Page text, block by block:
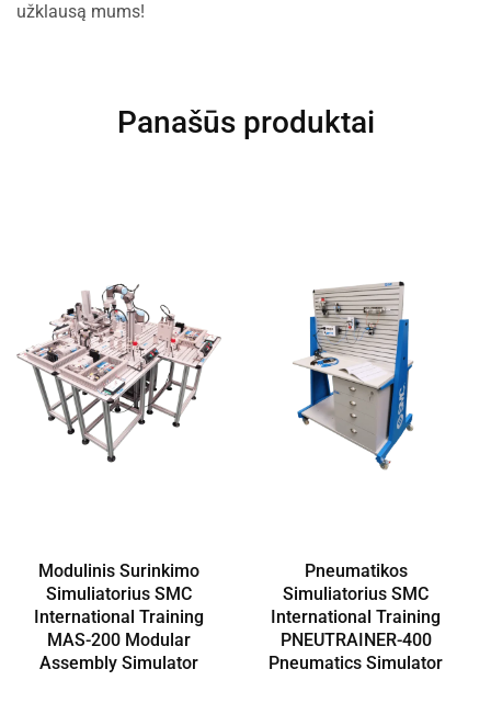
užklausą mums!
Panašūs produktai
Modulinis Surinkimo
Simuliatorius SMC
International Training
MAS-200 Modular
Assembly Simulator
Pneumatikos
Simuliatorius SMC
International Training
PNEUTRAINER-400
Pneumatics Simulator